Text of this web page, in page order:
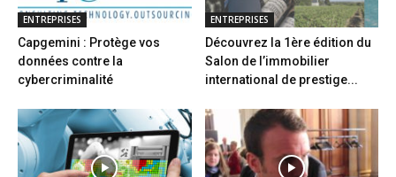
ENTREPRISES
Capgemini : Protège vos
données contre la
cybercriminalité
ENTREPRISES
Découvrez la 1ère édition du
Salon de l’immobilier
international de prestige...